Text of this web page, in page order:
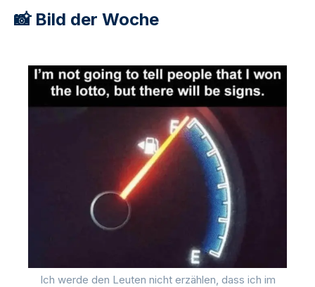
📸 Bild der Woche
Ich werde den Leuten nicht erzählen, dass ich im